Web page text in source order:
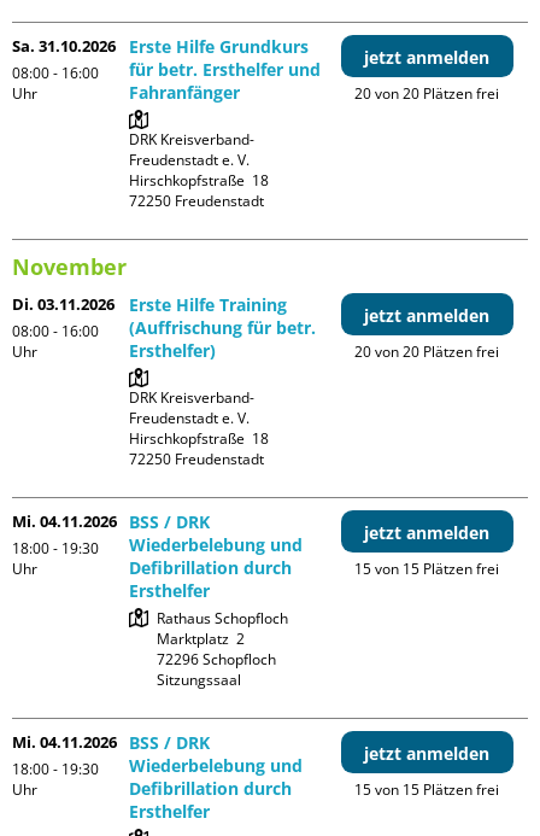
Sa. 31.10.2026
08:00 - 16:00
Uhr
Erste Hilfe Grundkurs
für betr. Ersthelfer und
Fahranfänger
DRK Kreisverband-
Freudenstadt e. V.
Hirschkopfstraße  18
jetzt anmelden
20 von 20 Plätzen frei
November
Di. 03.11.2026
08:00 - 16:00
Uhr
Erste Hilfe Training
(Auffrischung für betr.
Ersthelfer)
DRK Kreisverband-
Freudenstadt e. V.
Hirschkopfstraße  18
jetzt anmelden
20 von 20 Plätzen frei
Mi. 04.11.2026
18:00 - 19:30
Uhr
BSS / DRK
Wiederbelebung und
Defibrillation durch
Ersthelfer
Rathaus Schopfloch
Marktplatz  2
72296 Schopfloch
Sitzungssaal
jetzt anmelden
15 von 15 Plätzen frei
Mi. 04.11.2026
18:00 - 19:30
Uhr
BSS / DRK
Wiederbelebung und
Defibrillation durch
Ersthelfer
jetzt anmelden
15 von 15 Plätzen frei